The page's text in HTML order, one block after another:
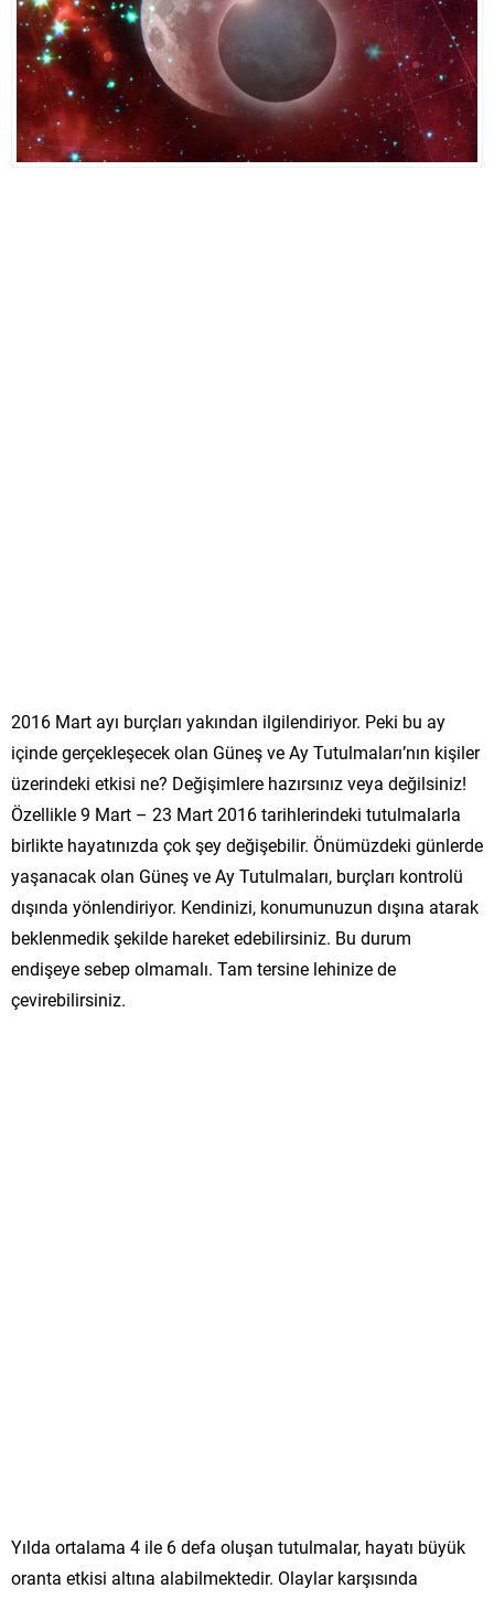
2016 Mart ayı burçları yakından ilgilendiriyor. Peki bu ay
içinde gerçekleşecek olan Güneş ve Ay Tutulmaları’nın kişiler
üzerindeki etkisi ne? Değişimlere hazırsınız veya değilsiniz!
Özellikle 9 Mart – 23 Mart 2016 tarihlerindeki tutulmalarla
birlikte hayatınızda çok şey değişebilir. Önümüzdeki günlerde
yaşanacak olan Güneş ve Ay Tutulmaları, burçları kontrolü
dışında yönlendiriyor. Kendinizi, konumunuzun dışına atarak
beklenmedik şekilde hareket edebilirsiniz. Bu durum
endişeye sebep olmamalı. Tam tersine lehinize de
çevirebilirsiniz.
Yılda ortalama 4 ile 6 defa oluşan tutulmalar, hayatı büyük
oranta etkisi altına alabilmektedir. Olaylar karşısında